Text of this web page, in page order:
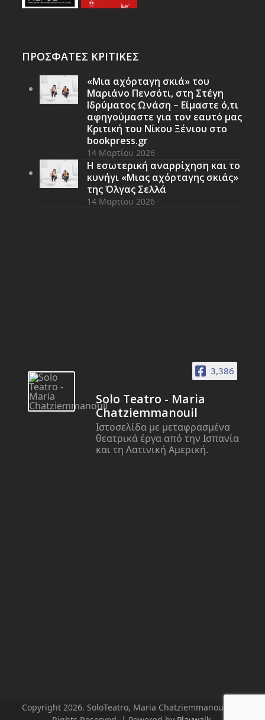
ΠΡΟΣΦΑΤΕΣ ΚΡΙΤΙΚΕΣ
«Μια αχόρταγη σκιά» του
Μαριάνο Πενσότι, στη Στέγη
Ιδρύματος Ωνάση – Είμαστε ό,τι
αφηγούμαστε για τον εαυτό μας
Κριτική του Νίκου Ξένιου στο
bookpress.gr
14 Μαρτίου 2026
Η εσωτερική αναρρίχηση και το
κυνήγι «Μιας αχόρταγης σκιάς»
της Όλγας Σελλά
14 Μαρτίου 2026
3,386
Solo Teatro - Maria
Chatziemmanouil
Ιστοσελίδα με μεταφρασμένα
θεατρικά έργα από την Ισπανία
και τη Λατινική Αμερική.
Copyright 2026. SoloTeatro, Maria Chatziemmanouil. All